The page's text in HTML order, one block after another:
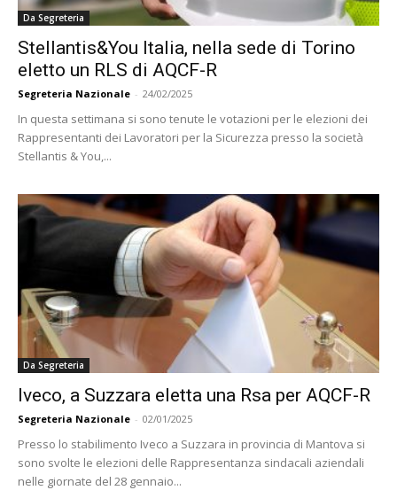
Da Segreteria
Stellantis&You Italia, nella sede di Torino
eletto un RLS di AQCF-R
Segreteria Nazionale - 24/02/2025
In questa settimana si sono tenute le votazioni per le elezioni dei
Rappresentanti dei Lavoratori per la Sicurezza presso la società
Stellantis & You,...
Da Segreteria
Iveco, a Suzzara eletta una Rsa per AQCF-R
Segreteria Nazionale - 02/01/2025
Presso lo stabilimento Iveco a Suzzara in provincia di Mantova si
sono svolte le elezioni delle Rappresentanza sindacali aziendali
nelle giornate del 28 gennaio...